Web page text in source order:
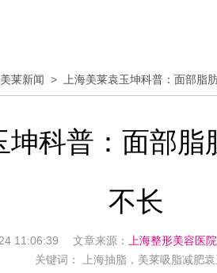
美莱新闻 > 上海美莱袁玉坤科普：面部脂
坤科普：面部
不长
11:06:39 文章来源： 上海整形美容医院
关键词： 上海抽脂，美莱吸脂减肥